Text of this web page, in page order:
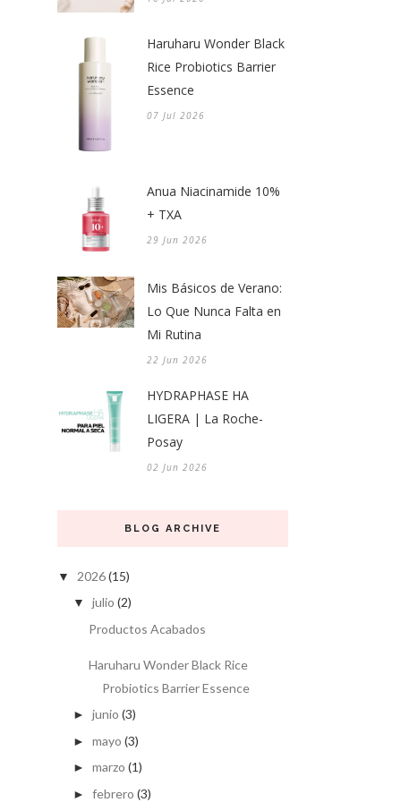
Haruharu Wonder Black
Rice Probiotics Barrier
Essence
07 Jul 2026
Anua Niacinamide 10%
+ TXA
29 Jun 2026
Mis Básicos de Verano:
Lo Que Nunca Falta en
Mi Rutina
22 Jun 2026
HYDRAPHASE HA
LIGERA | La Roche-
Posay
02 Jun 2026
BLOG ARCHIVE
▼ 2026(15)
▼ julio (2)
Productos Acabados
Haruharu Wonder Black Rice
Probiotics Barrier Essence
► junio (3)
► mayo (3)
► marzo (1)
► febrero (3)